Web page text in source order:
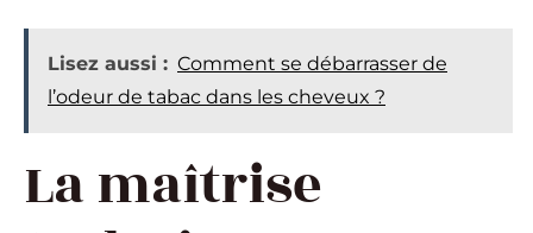
Lisez aussi : Comment se débarrasser de
l’odeur de tabac dans les cheveux ?
La maîtrise